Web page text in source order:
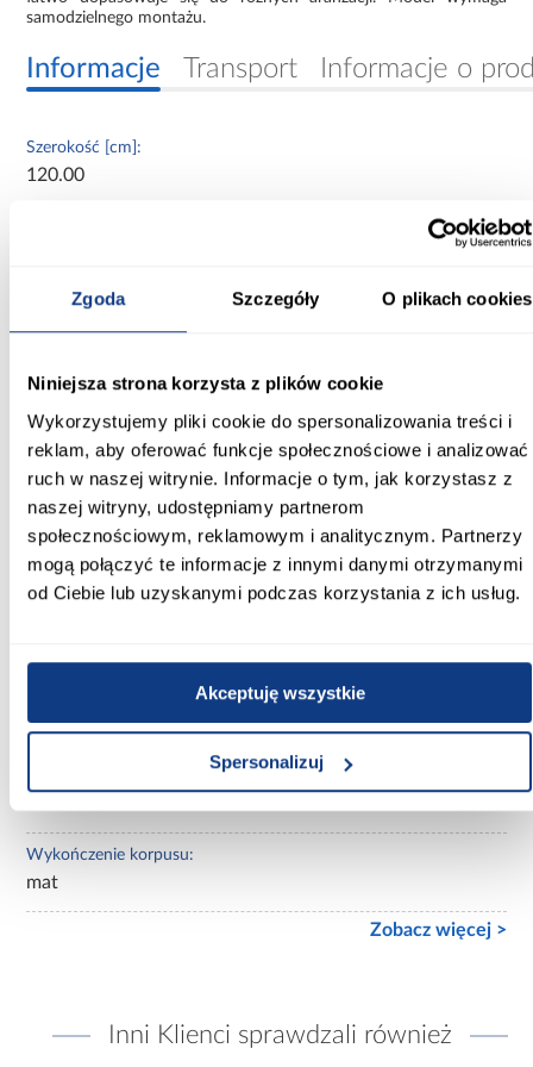
Zgoda Szczegóły O plikach cookies
Niniejsza strona korzysta z plików cookie
Wykorzystujemy pliki cookie do spersonalizowania treści i
reklam, aby oferować funkcje społecznościowe i analizować
ruch w naszej witrynie. Informacje o tym, jak korzystasz z
naszej witryny, udostępniamy partnerom
społecznościowym, reklamowym i analitycznym. Partnerzy
mogą połączyć te informacje z innymi danymi otrzymanymi
od Ciebie lub uzyskanymi podczas korzystania z ich usług.
Akceptuję wszystkie
Spersonalizuj
samodzielnego montażu.
Informacje Transport Informacje o
Szerokość [cm]:
120.00
Wysokość [cm]:
235.20
Kolor frontów:
biały/czarny
Kolor korpusu:
biały
Wybarwienie:
białe
2-drzwiowa
Wykończenie korpusu:
mat
Zobacz więcej >
Inni Klienci sprawdzali również